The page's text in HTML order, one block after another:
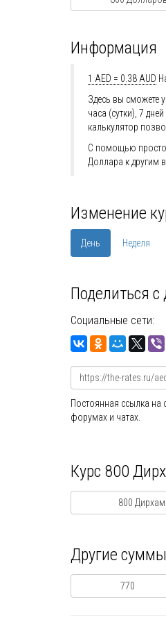
Информация
1 AED = 0.38 AUD
Здесь вы сможете
часа (сутки), 7
калькулятор
С помощью
Доллара к другим
Изменение
День Неделя
Поделиться с
Социальные сети:
Постоянная ссылка на
форумах и чатах.
Курс 800
800
Другие суммы
770